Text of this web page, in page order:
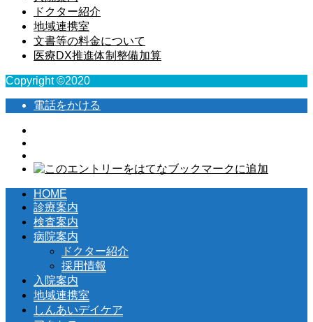
ドクター紹介
地域連携室
文書等の料金について
医療DX推進体制整備加算
Copyright ©2020
電話をかける
HOME
診療案内
検査案内
病院案内
ドクター紹介
採用情報
入院案内
地域連携室
しんあいデイケア